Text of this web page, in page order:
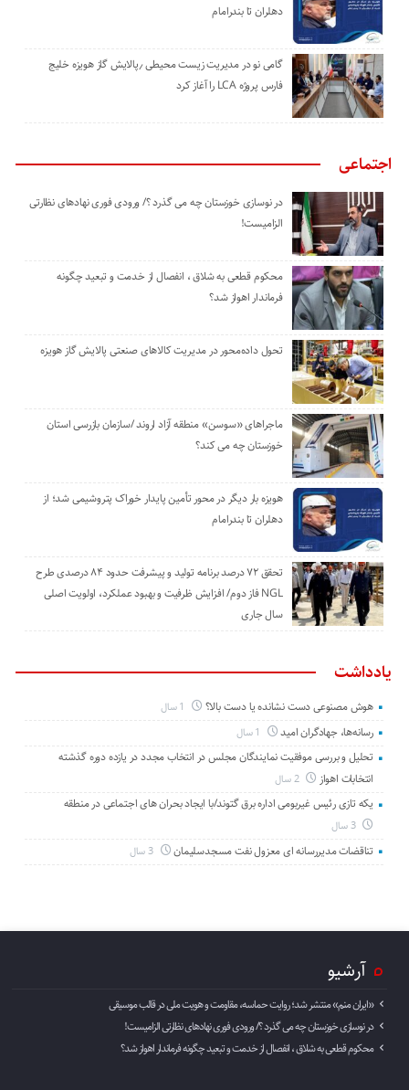
دهلران تا بندرامام
گامی نو در مدیریت زیست ‌محیطی ٫پالایش گاز هویزه خلیج
‌فارس پروژه LCA را آغاز کرد
اجتماعی
در نوسازی خوزستان چه می گذرد ؟/ ورودی فوری نهادهای نظارتی
الزامیست!
محکوم قطعی به شلاق ، انفصال از خدمت و تبعید چگونه
فرماندار اهواز شد؟
تحول داده‌محور در مدیریت کالاهای صنعتی پالایش گاز هویزه
ماجراهای «سوسن» منطقه آزاد اروند /سازمان بازرسی استان
خوزستان چه می کند؟
هویزه بار دیگر در محور تأمین پایدار خوراک پتروشیمی شد؛ از
دهلران تا بندرامام
تحقق ۷۲ درصد برنامه تولید و پیشرفت حدود ۸۴ درصدی طرح
NGL فاز دوم/ افزایش ظرفیت و بهبود عملکرد، اولویت اصلی
سال جاری
یادداشت
هوش مصنوعی دست نشانده یا دست بالا؟
رسانه‌ها، جهادگران امید
تحلیل و بررسی موفقیت نمایندگان مجلس در انتخاب مجدد در یازده دوره گذشته
انتخابات اهواز
2 سال
یکه تازی رئیس غیربومی اداره برق گتوند/با ایجاد بحران های اجتماعی در منطقه
3 سال
تناقضات مدیررسانه ای معزول نفت مسجدسلیمان 3 سال
آرشیو
«ایران منم» منتشر شد؛ روایت حماسه، مقاومت و هویت ملی در قالب موسیقی
در نوسازی خوزستان چه می گذرد ؟/ ورودی فوری نهادهای نظارتی الزامیست!
محکوم قطعی به شلاق ، انفصال از خدمت و تبعید چگونه فرماندار اهواز شد؟